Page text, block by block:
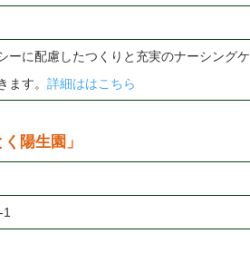
ーに配慮したつくりと充実のナーシングケ
ます。 詳細ははこちら
陽生園」